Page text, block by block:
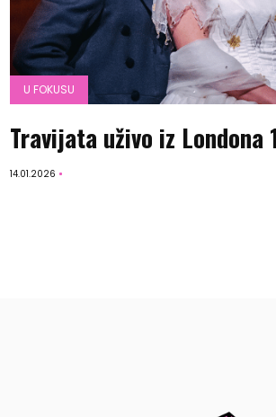
U FOKUSU
Travijata uživo iz Londona
14.01.2026